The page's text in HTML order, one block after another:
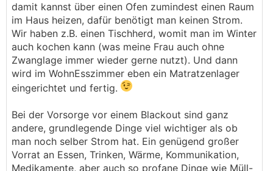
damit kannst über einen Ofen zumindest einen Raum
im Haus heizen, dafür benötigt man keinen Strom.
Wir haben z.B. einen Tischherd, womit man im Winter
auch kochen kann (was meine Frau auch ohne
Zwanglage immer wieder gerne nutzt). Und dann
wird im WohnEsszimmer eben ein Matratzenlager
eingerichtet und fertig.
Bei der Vorsorge vor einem Blackout sind ganz
andere, grundlegende Dinge viel wichtiger als ob
man noch selber Strom hat. Ein genügend großer
Vorrat an Essen, Trinken, Wärme, Kommunikation,
Medikamente, aber auch so profane Dinge wie Müll-